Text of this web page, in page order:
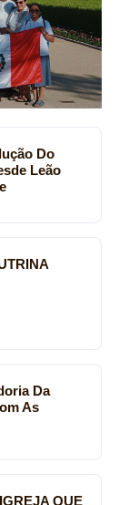
Do
Leão
Da
As
QUE